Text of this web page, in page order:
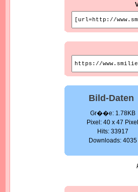
Bild-Daten
Gr��e: 1.78KB
Pixel: 40 x 47
Hits: 33917
Downloads: 4035